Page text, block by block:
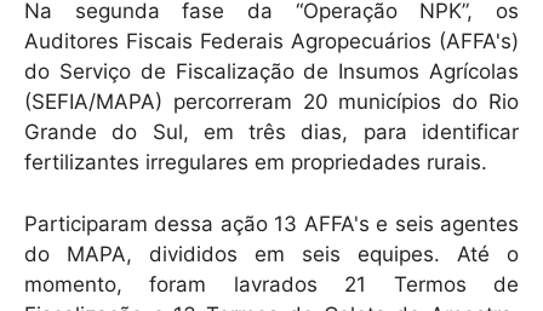
k
Na segunda fase da “Operação NPK”, os
Auditores Fiscais Federais Agropecuários (AFFA's)
do Serviço de Fiscalização de Insumos Agrícolas
(SEFIA/MAPA) percorreram 20 municípios do Rio
Grande do Sul, em três dias, para identificar
fertilizantes irregulares em propriedades rurais.
Participaram dessa ação 13 AFFA's e seis agentes
do MAPA, divididos em seis equipes. Até o
momento, foram lavrados 21 Termos de